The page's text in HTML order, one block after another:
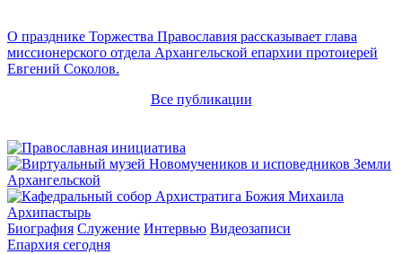
О празднике Торжества Православия рассказывает глава
миссионерского отдела Архангельской епархии протоиерей
Евгений Соколов.
Все публикации
Архипастырь
Биография Служение Интервью Видеозаписи
Епархия сегодня